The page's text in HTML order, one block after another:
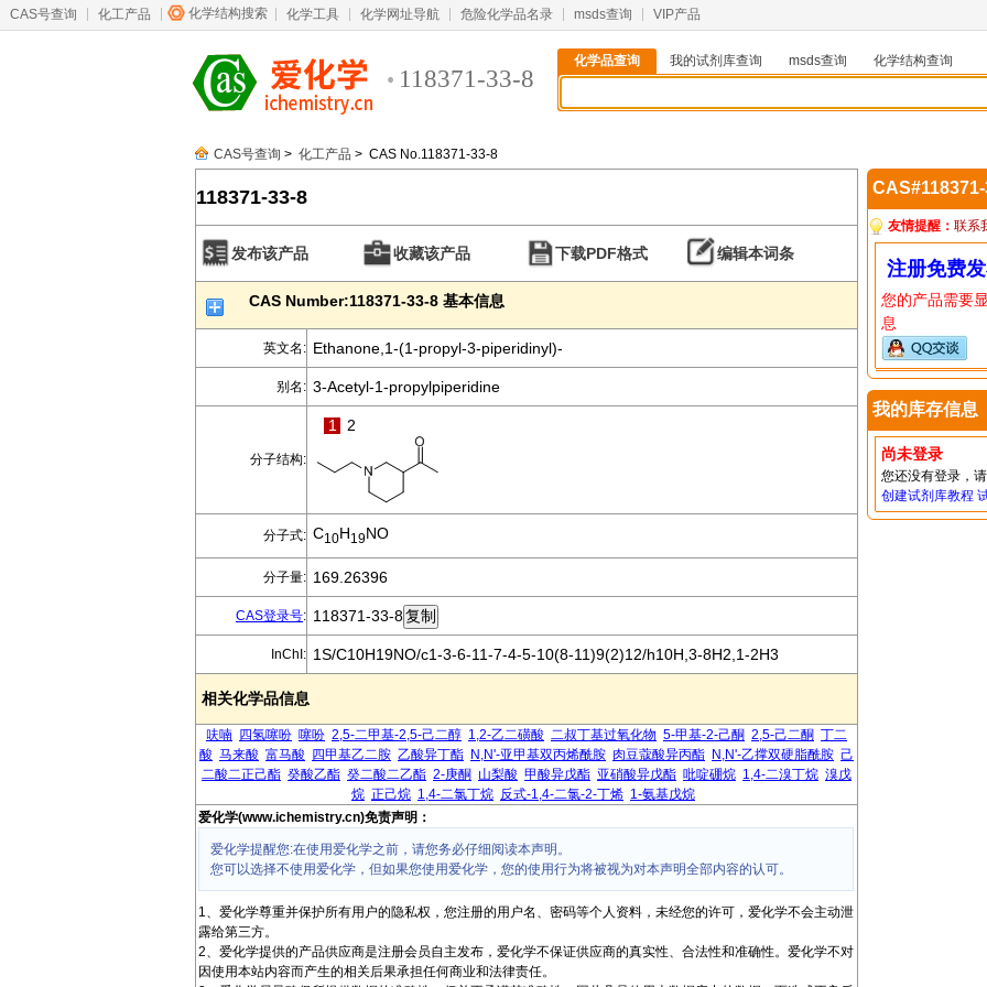
CAS号查询 化工产品 化学结构搜索 化学工具 化学网址导航 危险化学品名录 msds查询 VIP产品
118371-33-8
化学品查询 我的试剂库查询 msds查询
化学结构查询
CAS号查询 > 化工产品 > CAS No.118371-33-8
118371-33-8
发布该产品 收藏该产品 下载PDF格式 编辑本词条
CAS Number:118371-33-8 基本信息
英文名: Ethanone,1-(1-propyl-3-piperidinyl)-
别名: 3-Acetyl-1-propylpiperidine
分子结构:
1 2
分子式: C10H19NO
分子量: 169.26396
CAS登录号: 118371-33-8
InChI: 1S/C10H19NO/c1-3-6-11-7-4-5-10(8-11)9(2)12/h10H,3-8H2,1-2H3
相关化学品信息
呋喃 四氢噻吩 噻吩 2,5-二甲基-2,5-己二醇 1,2-乙二磺酸 二叔丁基过氧化物 5-甲基-2-己酮 2,5-己二酮 丁二
酸 马来酸 富马酸 四甲基乙二胺 乙酸异丁酯 N,N'-亚甲基双丙烯酰胺 肉豆蔻酸异丙酯 N,N'-乙撑双硬脂酰胺 己
二酸二正己酯 癸酸乙酯 癸二酸二乙酯 2-庚酮 山梨酸 甲酸异戊酯 亚硝酸异戊酯 吡啶硼烷 1,4-二溴丁烷 溴戊
烷 正己烷 1,4-二氯丁烷 反式-1,4-二氯-2-丁烯 1-氨基戊烷
爱化学(www.ichemistry.cn)免责声明：
爱化学提醒您:在使用爱化学之前，请您务必仔细阅读本声明。
您可以选择不使用爱化学，但如果您使用爱化学，您的使用行为将被视为对本声明全部内容的认可。
1、爱化学尊重并保护所有用户的隐私权，您注册的用户名、密码等个人资料，未经您的许可，爱化学不会主动泄
露给第三方。
2、爱化学提供的产品供应商是注册会员自主发布，爱化学不保证供应商的真实性、合法性和准确性。爱化学不对
因使用本站内容而产生的相关后果承担任何商业和法律责任。
友情提醒： 联系
注册免费
您的产品需要
息
我的库存信息
尚未登录
您还没有登录，
创建试剂库教程